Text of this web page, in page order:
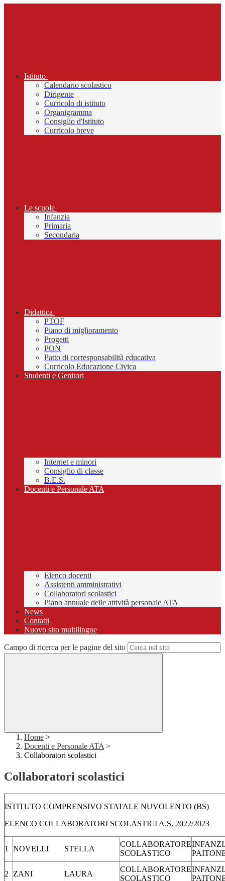
Istituto
Calendario scolastico
Dirigente
Curricolo di istituto
Organigramma
Consiglio d'Istituto
Curricolo breve
Le scuole
Infanzia
Primaria
Secondaria
Didattica
PTOF
Piano di miglioramento
Progetti
PON
Patto di corresponsabilità educativa
Curricolo Educazione Civica
Studenti e Genitori
Internet e minori
Consiglio di classe
B.E.S.
Docenti e Personale ATA
Elenco docenti
Assistenti amministrativi
Collaboratori scolastici
Piano annuale delle attività personale ATA
News
Contatti
Nuovo sito multilingue
Campo di ricerca per le pagine del sito
Home >
Docenti e Personale ATA >
Collaboratori scolastici
Collaboratori scolastici
ISTITUTO COMPRENSIVO STATALE NUVOLENTO (BS)
ELENCO COLLABORATORI SCOLASTICI A.S. 2022/2023
1 NOVELLI STELLA
COLLABORATORE
SCOLASTICO
2 ZANI LAURA
COLLABORATORE
SCOLASTICO